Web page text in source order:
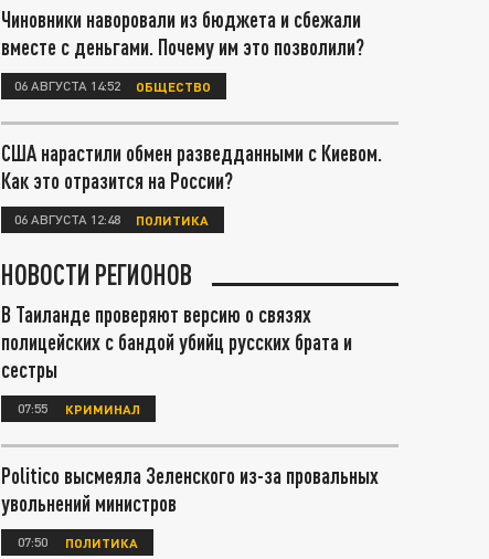
Чиновники наворовали из бюджета и сбежали
вместе с деньгами. Почему им это позволили?
06 АВГУСТА 14:52 ОБЩЕСТВО
США нарастили обмен разведданными с Киевом.
Как это отразится на России?
06 АВГУСТА 12:48 ПОЛИТИКА
НОВОСТИ РЕГИОНОВ
В Таиланде проверяют версию о связях
полицейских с бандой убийц русских брата и
сестры
07:55 КРИМИНАЛ
Politico высмеяла Зеленского из-за провальных
увольнений министров
07:50 ПОЛИТИКА